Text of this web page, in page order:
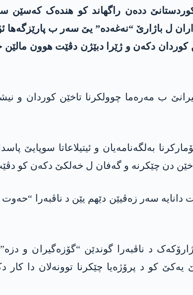
ددەن راگهاند کو هندەک کەسێن
ل باژارێ “نەغەدە” یێ سەر ب
کوردان دکەن و ژێرا دبێژن دڤێت هوون
ب مەرەما چوولکرنا تاخێن کوردان و
بەلگەنامەیان و ئیتیلاعاتا سوپایێ
دن چێکرنە و گەفان ل خەلکێ دکەن کو
سەر زەڤیێن دێهم یێن د ناڤبەرا “حەوت
د ناڤبەرا گوندێن “گۆزەگیران و
کو د پرۆژەیا چێکرنا توونەلان دا